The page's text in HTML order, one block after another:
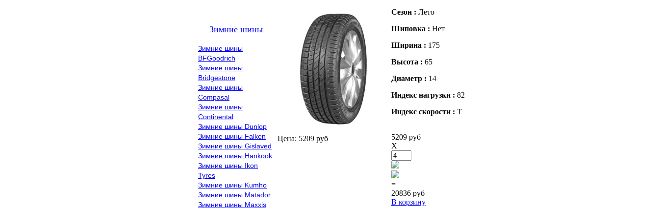
Зимние шины
Зимние шины
BFGoodrich
Зимние шины
Bridgestone
Зимние шины
Compasal
Зимние шины
Continental
Зимние шины Dunlop
Зимние шины Falken
Зимние шины Gislaved
Зимние шины Hankook
Зимние шины Ikon
Tyres
Зимние шины Kumho
Зимние шины Matador
Зимние шины Maxxis
Цена: 5209 руб
Сезон : Лето
Шиповка : Нет
Ширина : 175
Высота : 65
Диаметр : 14
Индекс нагрузки : 82
Индекс скорости : T
5209 руб
X
=
20836 руб
В корзину